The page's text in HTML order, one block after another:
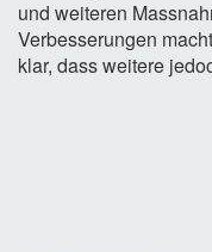
und weiteren
Verbesserungen
klar, dass weitere